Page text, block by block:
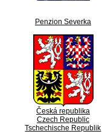
Penzion Severka
Česká republika
Czech Republic
Tschechische Republik